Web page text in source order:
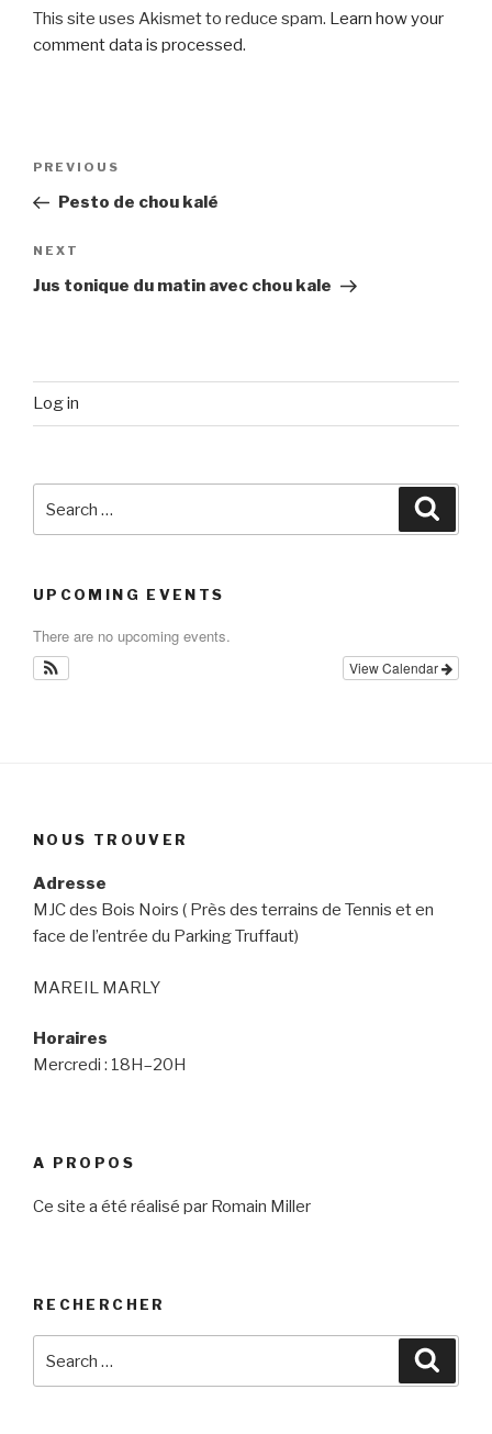
This site uses Akismet to reduce spam. Learn how your
comment data is processed.
Previous
Post
PREVIOUS
Pesto de chou kalé
Next
Post
NEXT
Jus tonique du matin avec chou kale
Log in
UPCOMING EVENTS
There are no upcoming events.
View Calendar
NOUS TROUVER
Adresse
MJC des Bois Noirs ( Près des terrains de Tennis et en
face de l’entrée du Parking Truffaut)
MAREIL MARLY
Horaires
Mercredi : 18H–20H
A PROPOS
Ce site a été réalisé par Romain Miller
RECHERCHER